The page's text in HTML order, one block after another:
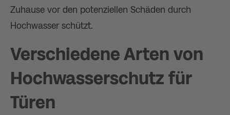
Zuhause vor den potenziellen Schäden durch
Hochwasser schützt.
Verschiedene Arten von
Hochwasserschutz für
Türen